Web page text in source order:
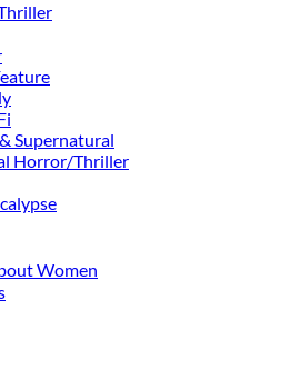
Supernatural
Horror/Thriller
Women